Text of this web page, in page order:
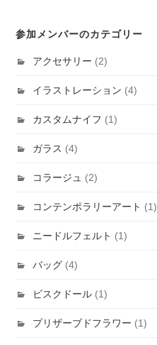
参加メンバーのカテゴリー
アクセサリー (2)
イラストレーション (4)
カスタムナイフ (1)
ガラス (4)
コラージュ (2)
コンテンポラリーアート (1)
ニードルフェルト (1)
バッグ (4)
ビスクドール (1)
プリザーブドフラワー (1)